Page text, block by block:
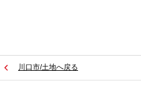
川口市/土地へ戻る